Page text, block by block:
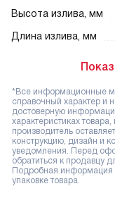
Высота излива, мм
Длина излива, мм
*Все информационные
справочный характер и
достоверную
характеристиках
производитель
конструкцию, дизайн и
уведомления. Перед
обратиться к продавцу
Подробная информация
упаковке товара.